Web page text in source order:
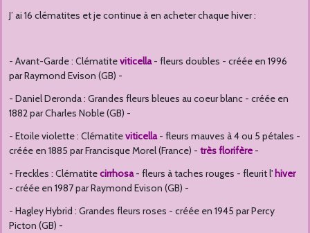
J’ ai 16 clématites et je continue à en acheter chaque hiver :
- Avant-Garde : Clématiteviticella- fleurs doubles - créée en 1996
par Raymond Evison (GB) -
- Daniel Deronda : Grandes fleurs bleues au coeur blanc - créée en
1882 par Charles Noble (GB) -
- Etoile violette : Clématiteviticella- fleurs mauves à 4 ou 5 pétales -
créée en 1885 par Francisque Morel (France) - très florifère -
- Freckles : Clématitecirrhosa- fleurs à taches rouges - fleurit l' hiver
- créée en 1987 par Raymond Evison (GB) -
- Hagley Hybrid : Grandes fleurs roses - créée en 1945 par Percy
Picton (GB) -